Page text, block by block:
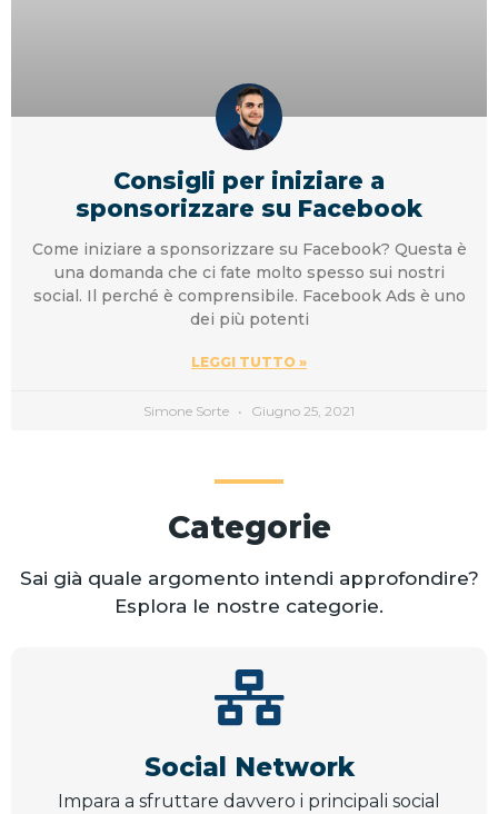
Consigli per iniziare a
sponsorizzare su Facebook
Come iniziare a sponsorizzare su Facebook? Questa è
una domanda che ci fate molto spesso sui nostri
social. Il perché è comprensibile. Facebook Ads è uno
dei più potenti
LEGGI TUTTO »
Simone Sorte Giugno 25, 2021
Categorie
Sai già quale argomento intendi approfondire?
Esplora le nostre categorie.
Social Network
Impara a sfruttare davvero i principali social